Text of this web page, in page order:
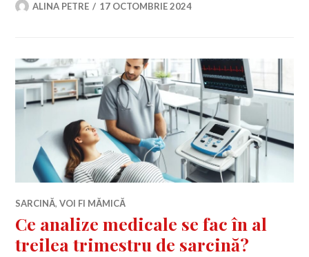
ALINA PETRE 17 OCTOMBRIE 2024
SARCINĂ,VOI FI MĂMICĂ
Ce analize medicale se fac în al
treilea trimestru de sarcină?